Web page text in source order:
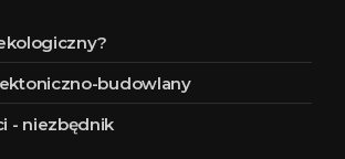
budowlany
- niezbędnik